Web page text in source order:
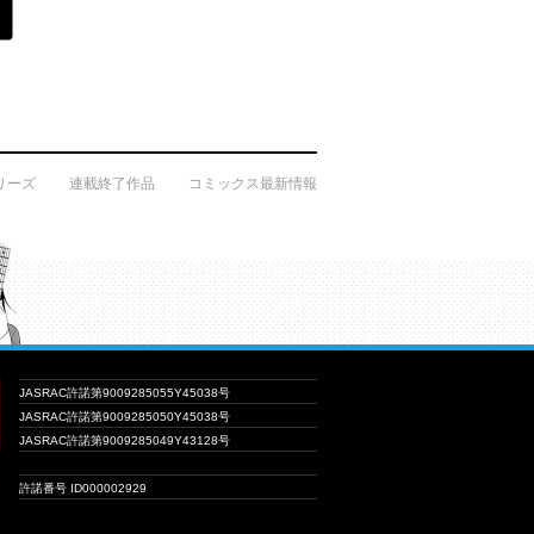
ーズ 連載終了作品 コミックス最新情報
JASRAC許諾第9009285055Y45038号
JASRAC許諾第9009285050Y45038号
JASRAC許諾第9009285049Y43128号
許諾番号 ID000002929